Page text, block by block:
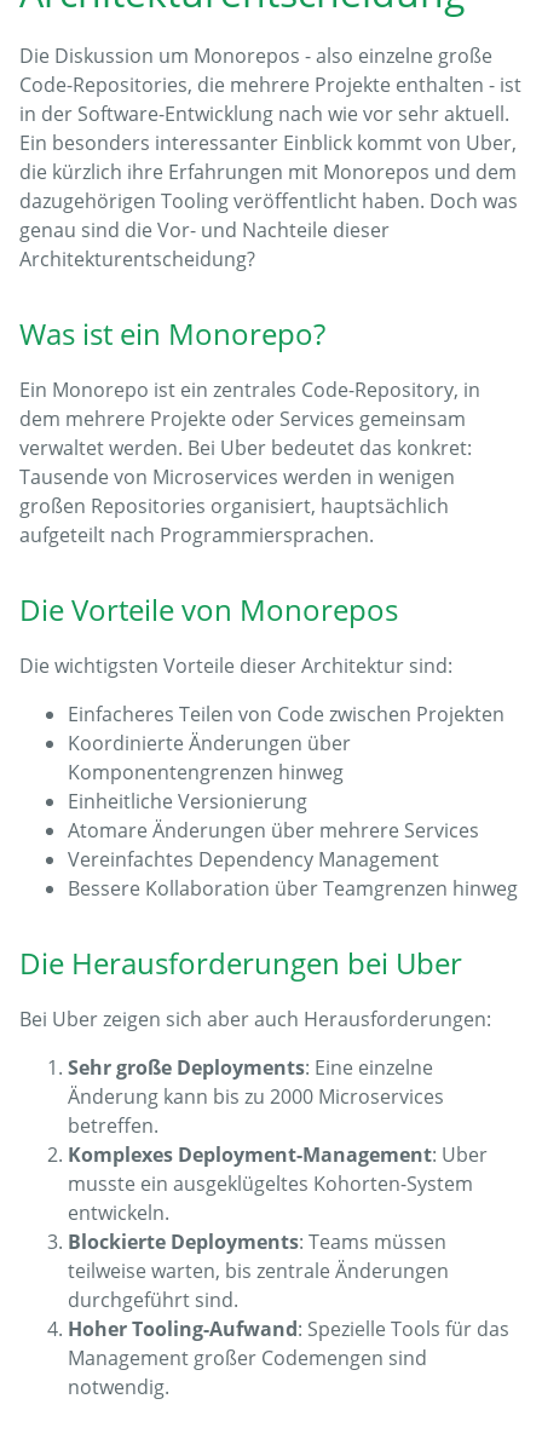
Die Diskussion um Monorepos - also einzelne große
Code-Repositories, die mehrere Projekte enthalten - ist
in der Software-Entwicklung nach wie vor sehr aktuell.
Ein besonders interessanter Einblick kommt von Uber,
die kürzlich ihre Erfahrungen mit Monorepos und dem
dazugehörigen Tooling veröffentlicht haben. Doch was
genau sind die Vor- und Nachteile dieser
Architekturentscheidung?
Was ist ein Monorepo?
Ein Monorepo ist ein zentrales Code-Repository, in
dem mehrere Projekte oder Services gemeinsam
verwaltet werden. Bei Uber bedeutet das konkret:
Tausende von Microservices werden in wenigen
großen Repositories organisiert, hauptsächlich
aufgeteilt nach Programmiersprachen.
Die Vorteile von Monorepos
Die wichtigsten Vorteile dieser Architektur sind:
Einfacheres Teilen von Code zwischen Projekten
Koordinierte Änderungen über
Komponentengrenzen hinweg
Einheitliche Versionierung
Atomare Änderungen über mehrere Services
Vereinfachtes Dependency Management
Bessere Kollaboration über Teamgrenzen hinweg
Die Herausforderungen bei Uber
Bei Uber zeigen sich aber auch Herausforderungen:
Sehr große Deployments: Eine einzelne
Änderung kann bis zu 2000 Microservices
betreffen.
Komplexes Deployment-Management: Uber
musste ein ausgeklügeltes Kohorten-System
entwickeln.
Blockierte Deployments: Teams müssen
teilweise warten, bis zentrale Änderungen
durchgeführt sind.
Hoher Tooling-Aufwand: Spezielle Tools für das
Management großer Codemengen sind
notwendig.